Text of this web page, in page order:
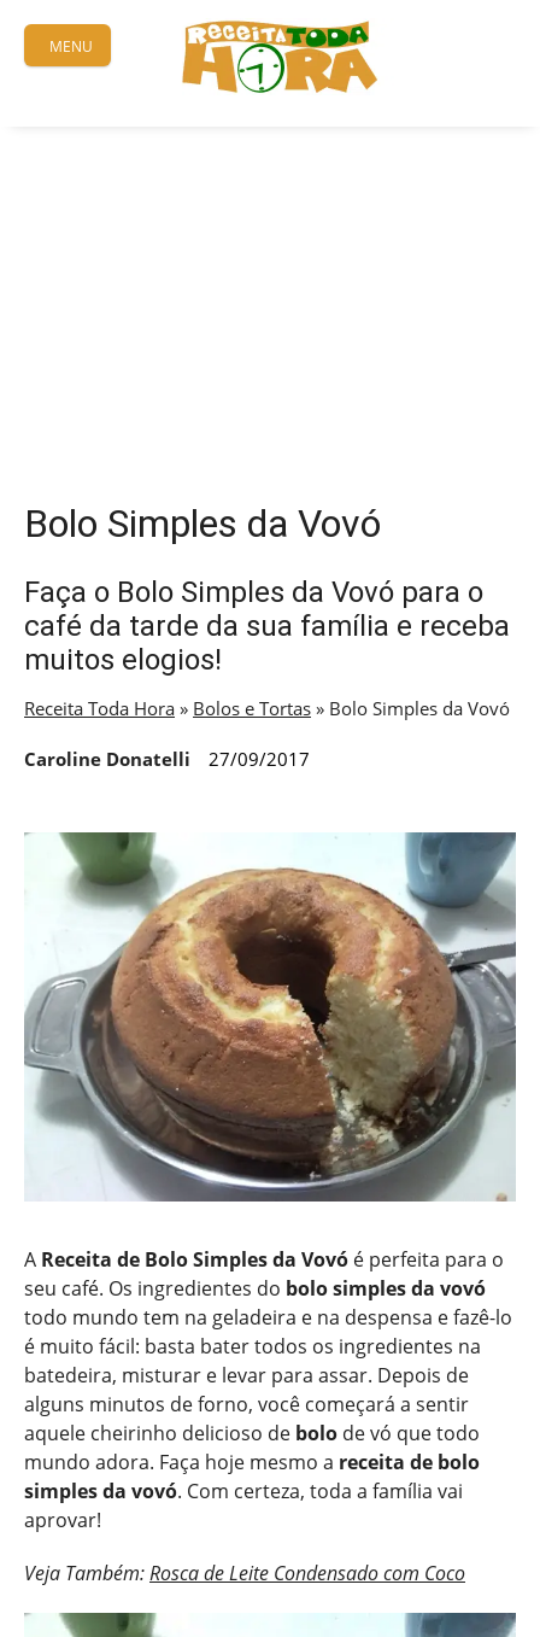
content
MENU
Bolo Simples da Vovó
Faça o Bolo Simples da Vovó para o
café da tarde da sua família e receba
muitos elogios!
Receita Toda Hora » Bolos e Tortas » Bolo Simples da Vovó
Caroline Donatelli 27/09/2017
A Receita de Bolo Simples da Vovó é perfeita para o
seu café. Os ingredientes do bolo simples da vovó
todo mundo tem na geladeira e na despensa e fazê-lo
é muito fácil: basta bater todos os ingredientes na
batedeira, misturar e levar para assar. Depois de
alguns minutos de forno, você começará a sentir
aquele cheirinho delicioso de bolo de vó que todo
mundo adora. Faça hoje mesmo a receita de bolo
simples da vovó. Com certeza, toda a família vai
aprovar!
Veja Também:Rosca de Leite Condensado com Coco